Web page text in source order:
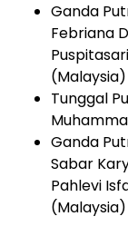
Ganda
Febriana
(Malaysia)
Tunggal
Ganda
Sabar
Pahlevi
(Malaysia)